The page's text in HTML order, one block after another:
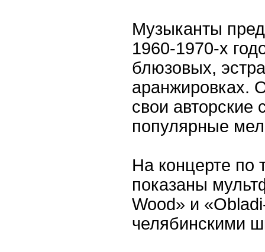
Музыканты
1960-1970-х
блюзовых,
аранжировках.
свои авторские
популярные
На концерте по
показаны
Wood» и
челябинскими